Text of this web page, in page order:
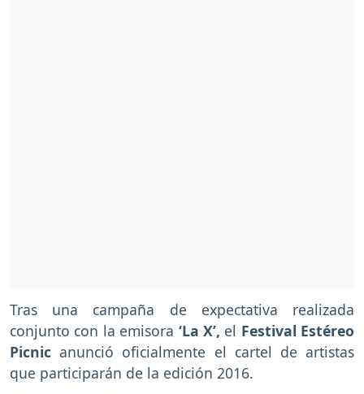
Tras una campaña de expectativa realizada
conjunto con la emisora ‘La X’, el Festival Estéreo
Picnicanunció oficialmente el cartel de artistas
que participarán de la edición 2016.